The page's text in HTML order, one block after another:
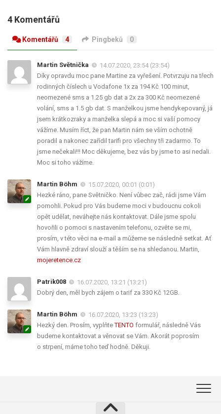
4 Komentářů
Komentářů 4 Pingbeků 0
Martin Světnička
14.07.2020, 23:54 (23:54)
Díky opravdu moc pane Martine za vyřešení. Potvrzuju na třech
rodinných číslech u Vodafone 1x za 194 Kč 100 minut,
neomezené sms a 1.25 gb dat a 2x za 300 Kč neomezené
volání, sms a 1.5 gb dat. S manželkou jsme hendykepovaný, já
jsem krátkozraky a manželka slepá a moc si vaší pomocy
vážíme. Musím říct, že pan Martin nám se vším ochotně
poradil a nakonec zařídil tarifi pro všechny tři zadarmo. To
jsme nečekali!!! Moc děkujeme, bez vás by jsme to asi nedali.
Moc si toho vážíme.
Martin Böhm
15.07.2020, 00:01 (0:01)
Hezké ráno, pane Světničko. Není vůbec zač, rádi jsme Vám
pomohli. Pokud pro Vás budeme moci v budoucnu cokoli
opět udělat, neváhejte nás kontaktovat. Dále jsme spolu
hovořili o pomoci s nastavením telefonu, ozvěte se mi,
prosím, v této věci na e-mail a můžeme se následně setkat. Ať
Vám hlavně zdraví slouží a těším se na shledanou. Martin,
mojeretence.cz
Patrik008
16.07.2020, 13:21 (13:21)
Dobrý den, měl bych zájem o tarif za 330 Kč 12GB.
Martin Böhm
16.07.2020, 13:23 (13:23)
Hezký den. Prosím, vyplňteTENTO formulář, následně Vás
budeme kontaktovat a věnovat se Vám. Akorát poprosím
o strpení, máme toho teď hodně. Děkuji.